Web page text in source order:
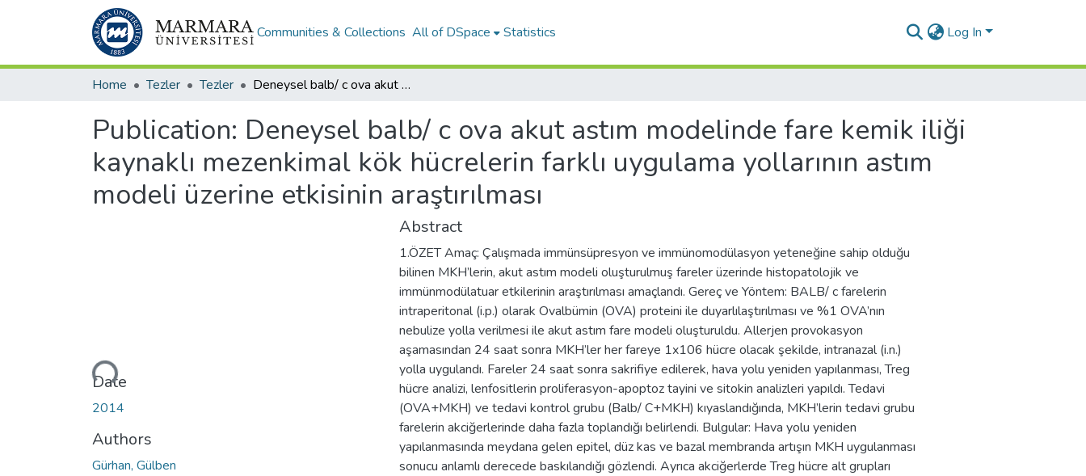
Communities & Collections All of DSpace Statistics Log In
Home Tezler Tezler Deneysel balb/ c ova akut astım modelinde fare kemik iliği kaynaklı mezenkimal kök hücrelerin farklı uygulama yollarının astım modeli üzerine etkisinin araştırılması
Publication: Deneysel balb/ c ova akut astım modelinde fare kemik iliği
kaynaklı mezenkimal kök hücrelerin farklı uygulama yollarının astım
modeli üzerine etkisinin araştırılması
Loading...
Date
2014
Authors
Gürhan, Gülben
Abstract
1.ÖZET Amaç: Çalışmada immünsüpresyon ve immünomodülasyon yeteneğine sahip olduğu
bilinen MKH’lerin, akut astım modeli oluşturulmuş fareler üzerinde histopatolojik ve
immünmodülatuar etkilerinin araştırılması amaçlandı. Gereç ve Yöntem: BALB/ c farelerin
intraperitonal (i.p.) olarak Ovalbümin (OVA) proteini ile duyarlılaştırılması ve %1 OVA’nın
nebulize yolla verilmesi ile akut astım fare modeli oluşturuldu. Allerjen provokasyon
aşamasından 24 saat sonra MKH’ler her fareye 1x106 hücre olacak şekilde, intranazal (i.n.)
yolla uygulandı. Fareler 24 saat sonra sakrifiye edilerek, hava yolu yeniden yapılanması, Treg
hücre analizi, lenfositlerin proliferasyon-apoptoz tayini ve sitokin analizleri yapıldı. Tedavi
(OVA+MKH) ve tedavi kontrol grubu (Balb/ C+MKH) kıyaslandığında, MKH’lerin tedavi grubu
farelerin akciğerlerinde daha fazla toplandığı belirlendi. Bulgular: Hava yolu yeniden
yapılanmasında meydana gelen epitel, düz kas ve bazal membranda artışın MKH uygulanması
sonucu anlamlı derecede baskılandığı gözlendi. Ayrıca akciğerlerde Treg hücre alt grupları